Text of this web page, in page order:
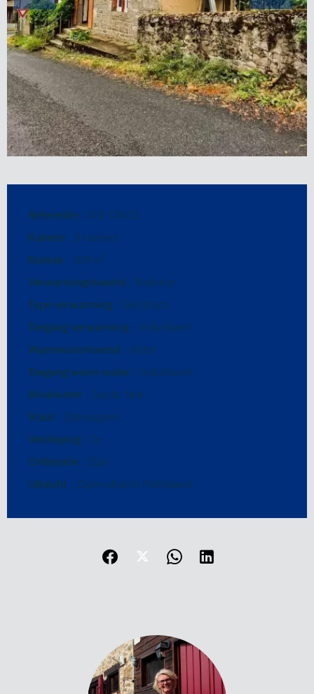
Referentie NB-13613
Kamers 5 kamers
Ruimte 109 m²
Verwarmingstoestel Radiator
Type verwarming Elektrisch
Toegang verwarming Individueel
Warmwatertoestel Ketel
Toegang warm water Individueel
Afvalwater Septic tank
Staat Opknappen
Verdieping 1e
Oriëntatie Zuid
Uitzicht Open uitzicht Platteland